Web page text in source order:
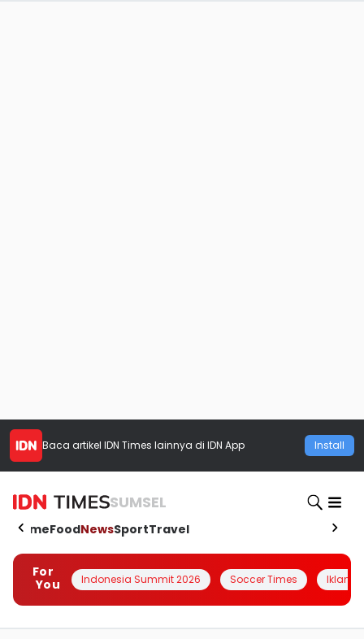
Baca artikel IDN Times lainnya di IDN App Install
SUMSEL
HomeFoodNewsSportTravel
For
You
Indonesia Summit 2026 Soccer Times Iklanin